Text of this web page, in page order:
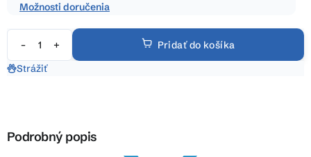
Možnosti doručenia
Pridať do košíka
Strážiť
Podrobný popis